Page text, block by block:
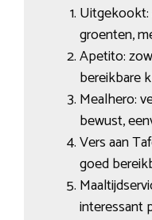
groenten,
Apetito:
bereikbare
Mealhero:
bewust,
Vers aan
goed
interessant